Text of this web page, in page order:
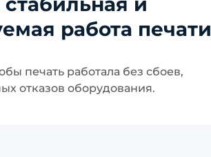
работа печати
печать работала без сбоев,
отказов оборудования.